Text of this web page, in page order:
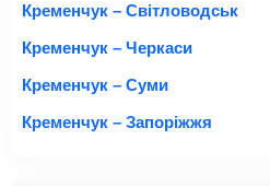
Кременчук – Світловодськ
Кременчук – Черкаси
Кременчук – Суми
Кременчук – Запоріжжя